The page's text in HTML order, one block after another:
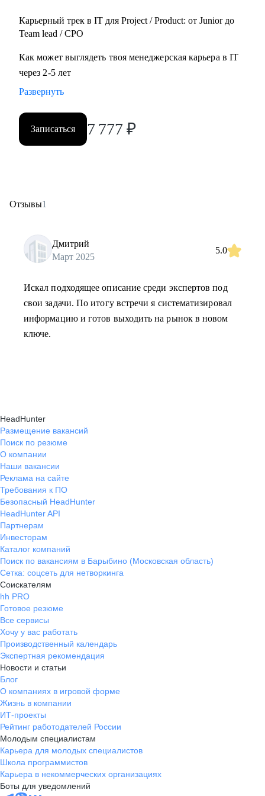
Карьерный трек в IT для Project / Product: от Junior до
Team lead / CPO
Как может выглядеть твоя менеджерская карьера в IT
через 2-5 лет
Развернуть
Записаться 7 777 ₽
Отзывы1
Дмитрий
Март 2025
5.0
Искал подходящее описание среди экспертов под
свои задачи. По итогу встречи я систематизировал
информацию и готов выходить на рынок в новом
ключе.
HeadHunter
Размещение вакансий
Поиск по резюме
О компании
Наши вакансии
Реклама на сайте
Требования к ПО
Безопасный HeadHunter
HeadHunter API
Партнерам
Инвесторам
Каталог компаний
Поиск по вакансиям в Барыбино (Московская область)
Сетка: соцсеть для нетворкинга
Соискателям
hh PRO
Готовое резюме
Все сервисы
Хочу у вас работать
Производственный календарь
Экспертная рекомендация
Новости и статьи
Блог
О компаниях в игровой форме
Жизнь в компании
ИТ-проекты
Рейтинг работодателей России
Молодым специалистам
Карьера для молодых специалистов
Школа программистов
Карьера в некоммерческих организациях
Боты для уведомлений